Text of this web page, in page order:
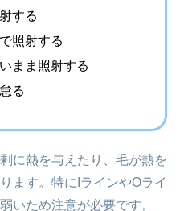
する
照射する
まま照射する
る
に熱を与えたり、毛が熱を
ます。特にIラインやOライ
いため注意が必要です。